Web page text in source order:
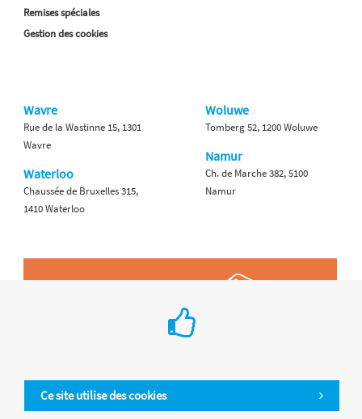
Ce site utilise des cookies
Remises spéciales
Gestion des cookies
Wavre
Rue de la Wastinne 15, 1301
Wavre
Waterloo
Chaussée de Bruxelles 315,
1410 Waterloo
Woluwe
Tomberg 52, 1200 Woluwe
Namur
Ch. de Marche 382, 5100
Namur